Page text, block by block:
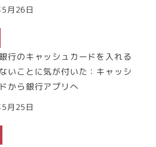
月26日
行のキャッシュカードを入れる
いことに気が付いた：キャッシ
から銀行アプリへ
月25日